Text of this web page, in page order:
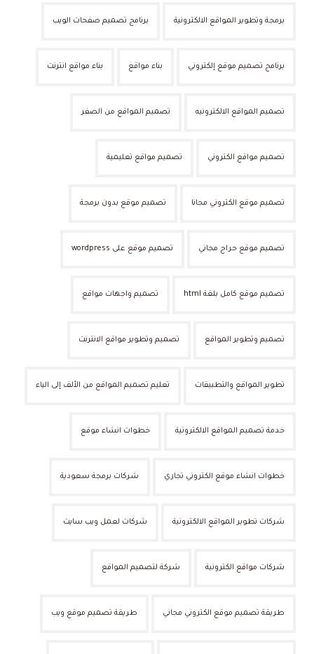
برمجة وتطوير المواقع الالكترونية برنامج تصميم صفحات الويب
برنامج تصميم موقع إلكتروني بناء مواقع بناء مواقع انترنت
تصميم المواقع الالكترونيه تصميم المواقع من الصفر
تصميم مواقع الكتروني تصميم مواقع تعليمية
تصميم موقع الكتروني مجانا تصميم موقع بدون برمجة
تصميم موقع حراج مجاني تصميم موقع على wordpress
تصميم موقع كامل بلغة html تصميم واجهات مواقع
تصميم وتطوير المواقع تصميم وتطوير مواقع الانترنت
تطوير المواقع والتطبيقات تعليم تصميم المواقع من الألف إلى الياء
خدمة تصميم المواقع الالكترونية خطوات انشاء موقع
خطوات انشاء موقع الكتروني تجاري شركات برمجة سعودية
شركات تطوير المواقع الالكترونية شركات لعمل ويب سايت
شركات مواقع الكترونية شركة لتصميم المواقع
طريقة تصميم موقع الكتروني مجاني طريقة تصميم موقع ويب